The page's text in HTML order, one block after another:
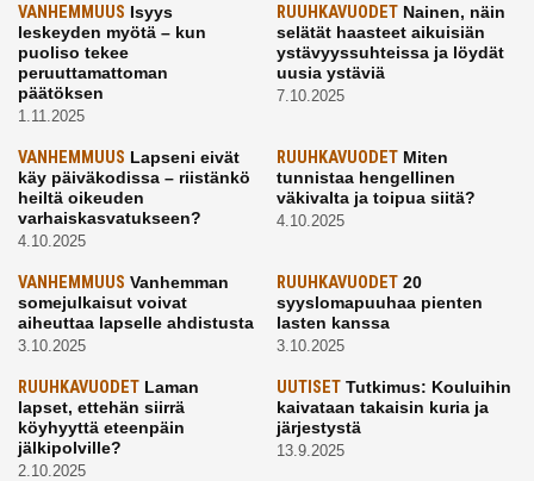
VANHEMMUUS Isyys
leskeyden myötä – kun
puoliso tekee
peruuttamattoman
päätöksen
1.11.2025
RUUHKAVUODETNainen, näin
selätät haasteet aikuisiän
ystävyyssuhteissa ja löydät
uusia ystäviä
7.10.2025
VANHEMMUUS Lapseni eivät
käy päiväkodissa – riistänkö
heiltä oikeuden
varhaiskasvatukseen?
4.10.2025
RUUHKAVUODETMiten
tunnistaa hengellinen
väkivalta ja toipua siitä?
4.10.2025
VANHEMMUUS Vanhemman
somejulkaisut voivat
aiheuttaa lapselle ahdistusta
3.10.2025
RUUHKAVUODET20
syyslomapuuhaa pienten
lasten kanssa
3.10.2025
RUUHKAVUODET Laman
lapset, ettehän siirrä
köyhyyttä eteenpäin
jälkipolville?
2.10.2025
UUTISETTutkimus: Kouluihin
kaivataan takaisin kuria ja
järjestystä
13.9.2025